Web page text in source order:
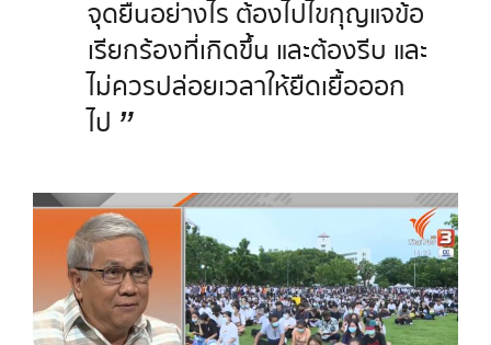
จุดยืนอย่างไร ต้องไปไขกุญแจข้อ
เรียกร้องที่เกิดขึ้น และต้องรีบ และ
ไม่ควรปล่อยเวลาให้ยืดเยื้อออก
ไป ”